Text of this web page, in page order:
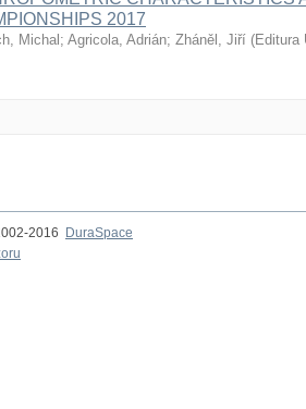
2017
Michal ; Agricola, Adrián; Zháněl, Jiří (Editura
2016
DuraSpace